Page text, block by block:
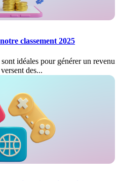
classement 2025
idéales pour générer un revenu
des...